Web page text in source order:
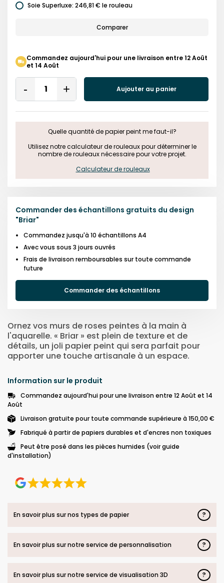
Soie Superluxe: 246,81 € le rouleau
Comparer
Commandez aujourd'hui pour une livraison entre 12 Août
et 14 Août
Quantity
Remove
One
Add
One
Aujouter au panier
Quelle quantité de papier peint me faut-il?
Utilisez notre calculateur de rouleaux pour déterminer le
nombre de rouleaux nécessaire pour votre projet.
Calculateur de rouleaux
Commander des échantillons gratuits du design
"Briar"
Commandez jusqu'à 10 échantillons A4
Avec vous sous 3 jours ouvrés
Frais de livraison remboursables sur toute commande
future
Commander des échantillons
Ornez vos murs de roses peintes à la main à
l'aquarelle. « Briar » est plein de texture et de
détails, un joli papier peint qui sera parfait pour
apporter une touche artisanale à un espace.
Information sur le produit
Commandez aujourd'hui pour une livraison entre 12 Août et 14
Août
Livraison gratuite pour toute commande supérieure à 150,00 €
Fabriqué à partir de papiers durables et d'encres non toxiques
Peut être posé dans les pièces humides (voir guide
d'installation)
En savoir plus sur nos types de papier ?
En savoir plus sur notre service de personnalisation ?
En savoir plus sur notre service de visualisation 3D ?